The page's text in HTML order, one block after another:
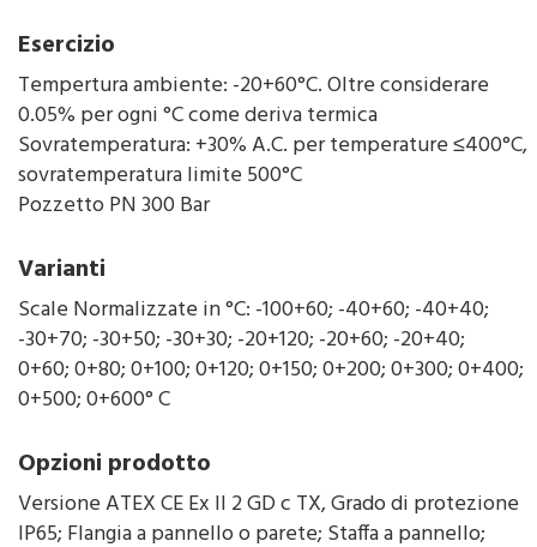
Esercizio
Tempertura ambiente: -20+60°C. Oltre considerare
0.05% per ogni °C come deriva termica
Sovratemperatura: +30% A.C. per temperature ≤400°C,
sovratemperatura limite 500°C
Pozzetto PN 300 Bar
Varianti
Scale Normalizzate in °C: -100+60; -40+60; -40+40;
-30+70; -30+50; -30+30; -20+120; -20+60; -20+40;
0+60; 0+80; 0+100; 0+120; 0+150; 0+200; 0+300; 0+400;
0+500; 0+600° C
Opzioni prodotto
Versione ATEX CE Ex II 2 GD c TX, Grado di protezione
IP65; Flangia a pannello o parete; Staffa a pannello;